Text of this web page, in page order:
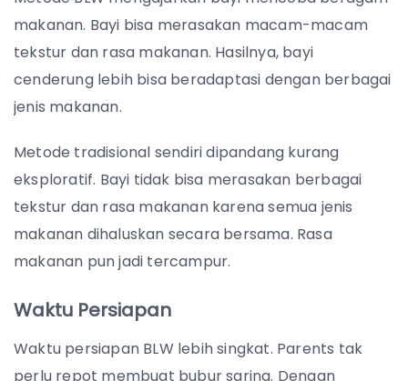
makanan. Bayi bisa merasakan macam-macam
tekstur dan rasa makanan. Hasilnya, bayi
cenderung lebih bisa beradaptasi dengan berbagai
jenis makanan.
Metode tradisional sendiri dipandang kurang
eksploratif. Bayi tidak bisa merasakan berbagai
tekstur dan rasa makanan karena semua jenis
makanan dihaluskan secara bersama. Rasa
makanan pun jadi tercampur.
Waktu Persiapan
Waktu persiapan BLW lebih singkat. Parents tak
perlu repot membuat bubur saring. Dengan